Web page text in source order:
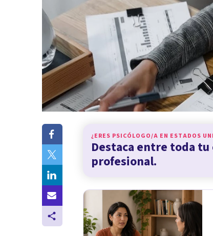
¿ERES PSICÓLOGO/A EN ESTADOS
Destaca entre toda
profesional.